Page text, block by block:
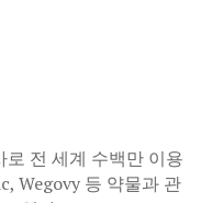
전 세계 수백만 이용
Wegovy 등 약물과 관